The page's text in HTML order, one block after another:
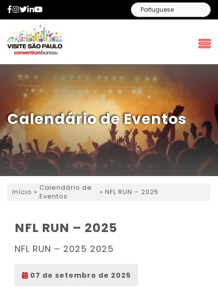
Facebook
Instagram
Twitter
LinkedIn
Calendário de Eventos
Início » Calendário de
Eventos
» NFL RUN – 2025
NFL RUN – 2025
NFL RUN – 2025 2025
07 de setembro de 2025